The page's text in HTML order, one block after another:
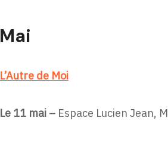
Mai
L’Autre de Moi
Le 11 mai – Espace Lucien Jean,